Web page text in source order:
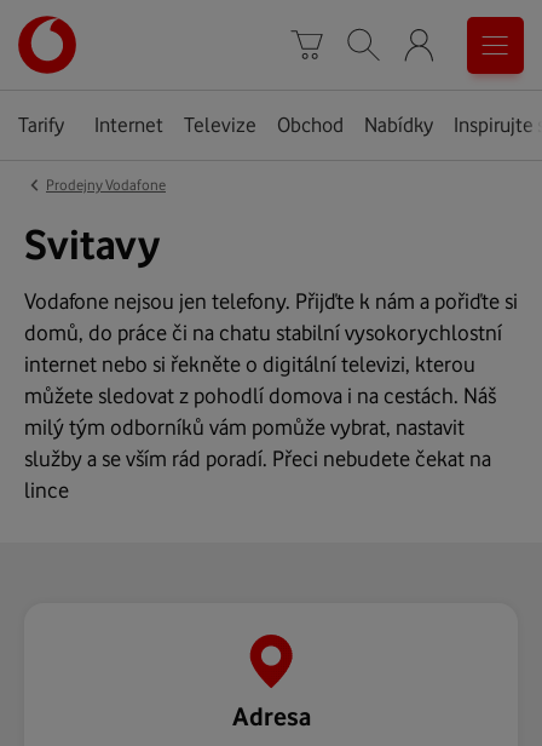
stránka
Košík Vyhledávání Menu
Tarify Internet Televize Obchod Nabídky Inspirujte
‹ Prodejny Vodafone
Svitavy
Vodafone nejsou jen telefony. Přijďte k nám a pořiďte si
domů, do práce či na chatu stabilní vysokorychlostní
internet nebo si řekněte o digitální televizi, kterou
můžete sledovat z pohodlí domova i na cestách. Náš
milý tým odborníků vám pomůže vybrat, nastavit
služby a se vším rád poradí. Přeci nebudete čekat na
lince
Adresa